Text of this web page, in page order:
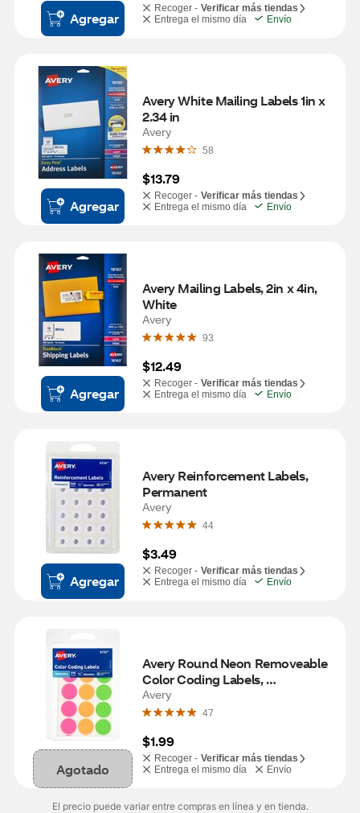
Agregar
Recoger - Verificar más tiendas
Entrega el mismo día
Envío
Agregar
Avery White Mailing Labels 1in x
2.34 in
Avery
58
$13.79
Recoger - Verificar más tiendas
Entrega el mismo día
Envío
Agregar
Avery Mailing Labels, 2in x 4in,
White
Avery
93
$12.49
Recoger - Verificar más tiendas
Entrega el mismo día
Envío
Agregar
Avery Reinforcement Labels,
Permanent
Avery
44
$3.49
Recoger - Verificar más tiendas
Entrega el mismo día
Envío
Agotado
Avery Round Neon Removeable
Color Coding Labels,
3/4"Diameter
Avery
47
$1.99
Recoger - Verificar más tiendas
Entrega el mismo día
Envío
El precio puede variar entre compras en línea y en tienda.